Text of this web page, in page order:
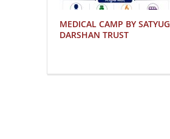
MEDICAL CAMP BY SATYUG
DARSHAN TRUST